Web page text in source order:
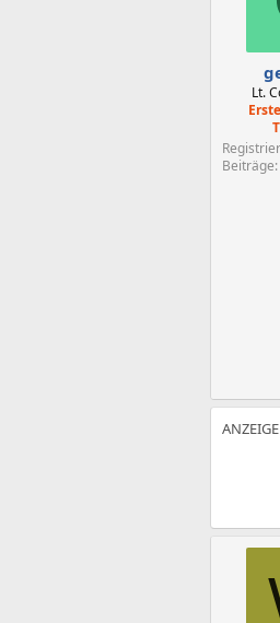
Lt.
Beiträge